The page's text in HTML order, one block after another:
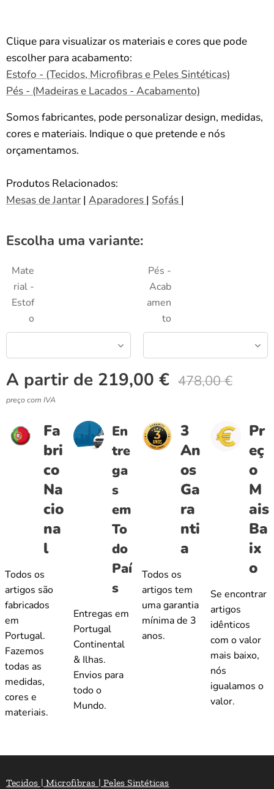
Clique para visualizar os materiais e cores que pode
escolher para acabamento:
Estofo - (Tecidos, Microfibras e Peles Sintéticas)
Pés - (Madeiras e Lacados - Acabamento)
Somos fabricantes, pode personalizar design, medidas,
cores e materiais. Indique o que pretende e nós
orçamentamos.
Produtos Relacionados:
Mesas de Jantar | Aparadores | Sofás |
Escolha uma variante:
Mate
rial -
Estof
o
Pés -
Acab
amen
to
A partir de 219,00 € 478,00€
preço com IVA
Fa
bri
co
Na
cio
na
l
Todos os
artigos são
fabricados
em
Portugal.
Fazemos
todas as
medidas,
cores e
materiais.
En
tre
ga
s
em
To
do
Paí
s
Entregas em
Portugal
Continental
& Ilhas.
Envios para
todo o
Mundo.
3
An
os
Ga
ra
nti
a
Todos os
artigos tem
uma garantia
mínima de 3
anos.
Pr
eç
o
M
ais
Ba
ix
o
Se encontrar
artigos
idênticos
com o valor
mais baixo,
nós
igualamos o
valor.
Tecidos | Microfibras | Peles Sintéticas